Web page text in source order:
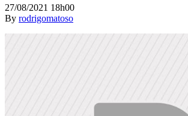
27/08/2021 18h00
By rodrigomatoso